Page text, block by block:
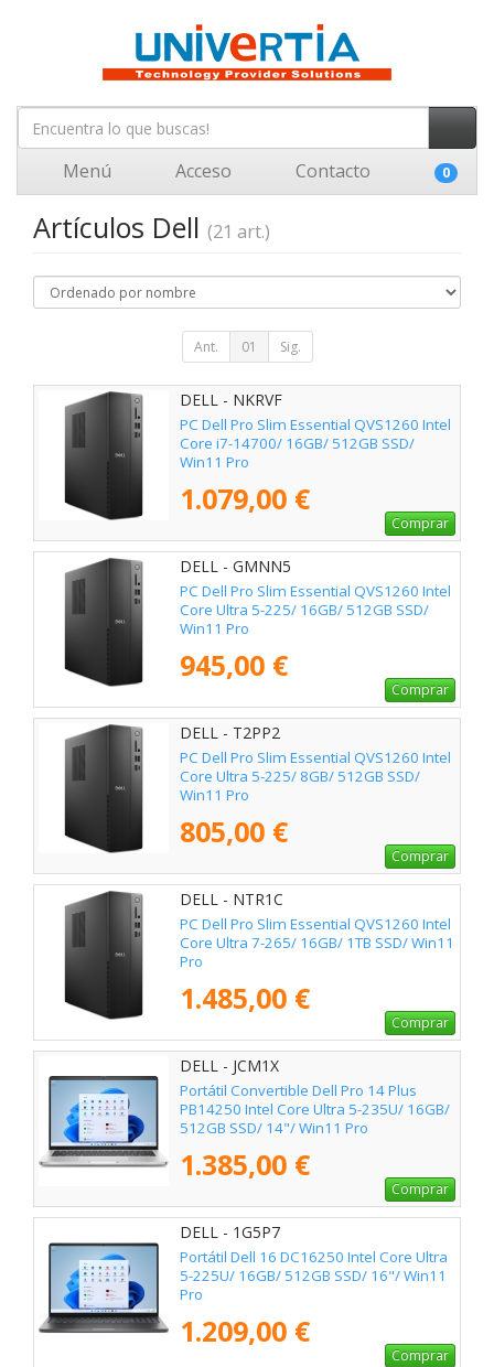
Menú Acceso Contacto 0
Artículos Dell (21 art.)
Ant. 01 Sig.
DELL - NKRVF
PC Dell Pro Slim Essential QVS1260 Intel
Core i7-14700/ 16GB/ 512GB SSD/
Win11 Pro
1.079,00 €
Comprar
DELL - GMNN5
PC Dell Pro Slim Essential QVS1260 Intel
Core Ultra 5-225/ 16GB/ 512GB SSD/
Win11 Pro
945,00 €
Comprar
DELL - T2PP2
PC Dell Pro Slim Essential QVS1260 Intel
Core Ultra 5-225/ 8GB/ 512GB SSD/
Win11 Pro
805,00 €
Comprar
DELL - NTR1C
PC Dell Pro Slim Essential QVS1260 Intel
Core Ultra 7-265/ 16GB/ 1TB SSD/ Win11
Pro
1.485,00 €
Comprar
DELL - JCM1X
Portátil Convertible Dell Pro 14 Plus
PB14250 Intel Core Ultra 5-235U/ 16GB/
512GB SSD/ 14"/ Win11 Pro
1.385,00 €
Comprar
DELL - 1G5P7
Portátil Dell 16 DC16250 Intel Core Ultra
5-225U/ 16GB/ 512GB SSD/ 16"/ Win11
Pro
1.209,00 €
Comprar